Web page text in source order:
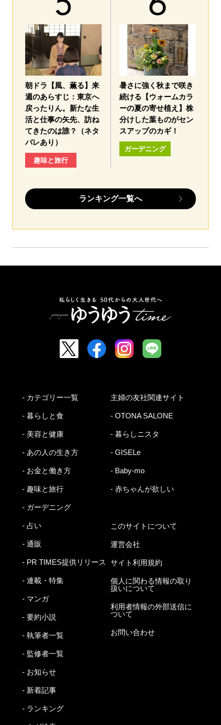
朝ドラ【風、薫る】来
週のあらすじ：東京へ
戻ったりん。新たな生
活と仕事の矢先、訪ね
てきたのは誰？（ネタ
バレあり）
趣味と旅行
暑さに強く秋まで咲き
続ける【ウォームカラ
ーの夏の寄せ植え】株
分けした葉ものがセン
スアップのカギ！
ガーデニング
ランキング一覧へ
- カテゴリー一覧
- 暮らしと食
- 美容と健康
- あの人の生き方
- お金と働き方
- 趣味と旅行
- ガーデニング
- 占い
- 通販
- PR TIMES提供リリース
- 連載・特集
- マンガ
- 要約小説
- 執筆者一覧
- 監修者一覧
- お知らせ
- 新着記事
- ランキング
主婦の友社関連サイト
- OTONA SALONE
- 暮らしニスタ
- GISELe
- Baby-mo
- 赤ちゃんが欲しい
このサイトについて
運営会社
サイト利用規約
個人に関わる情報の取り
扱いについて
利用者情報の外部送信に
ついて
お問い合わせ